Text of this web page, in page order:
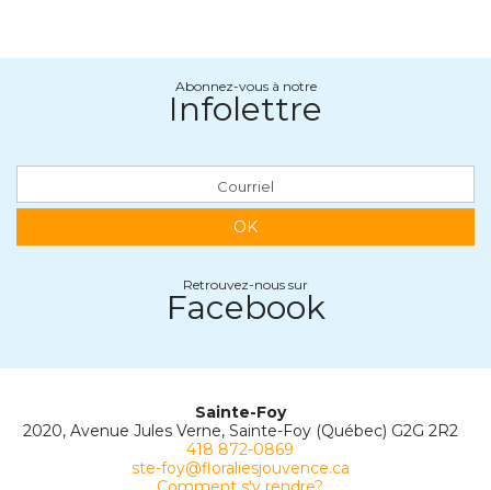
Abonnez-vous à notre
Infolettre
OK
Retrouvez-nous sur
Facebook
Sainte-Foy
2020, Avenue Jules Verne, Sainte-Foy (Québec) G2G 2R2
418 872-0869
ste-foy@floraliesjouvence.ca